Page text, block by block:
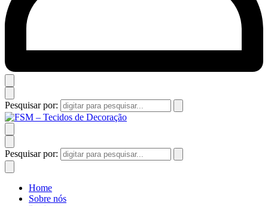
Pesquisar por:
Pesquisar por:
Home
Sobre nós